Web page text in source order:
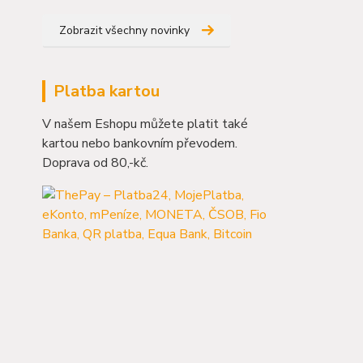
Zobrazit všechny novinky
Platba kartou
V našem Eshopu můžete platit také
kartou nebo bankovním převodem.
Doprava od 80,-kč.